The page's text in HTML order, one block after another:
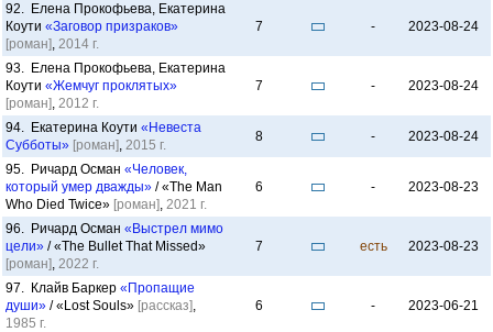
92. Елена Прокофьева, Екатерина
Коути «Заговор призраков»
[роман], 2014 г.
7 - 2023-08-24
93. Елена Прокофьева, Екатерина
Коути «Жемчуг проклятых»
[роман], 2012 г.
7 - 2023-08-24
94. Екатерина Коути «Невеста
Субботы» [роман], 2015 г.
8 - 2023-08-24
95. Ричард Осман «Человек,
который умер дважды» / «The Man
Who Died Twice» [роман], 2021 г.
6 - 2023-08-23
96. Ричард Осман «Выстрел мимо
цели» / «The Bullet That Missed»
[роман], 2022 г.
7 есть 2023-08-23
97. Клайв Баркер «Пропащие
души» / «Lost Souls» [рассказ],
1985 г.
6 - 2023-06-21